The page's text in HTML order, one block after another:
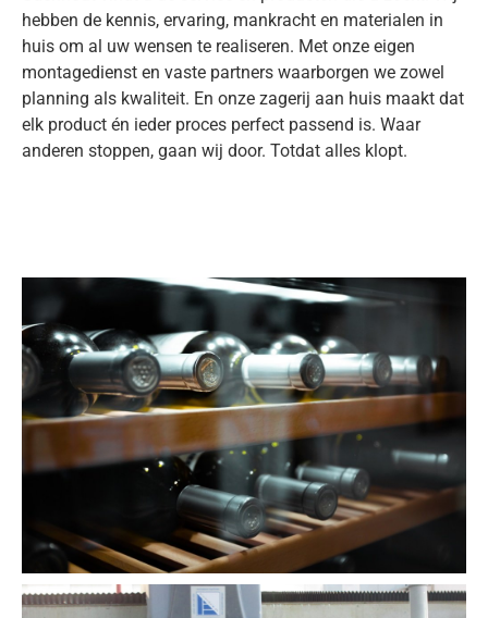
hebben de kennis, ervaring, mankracht en materialen in
huis om al uw wensen te realiseren. Met onze eigen
montagedienst en vaste partners waarborgen we zowel
planning als kwaliteit. En onze zagerij aan huis maakt dat
elk product én ieder proces perfect passend is. Waar
anderen stoppen, gaan wij door. Totdat alles klopt.